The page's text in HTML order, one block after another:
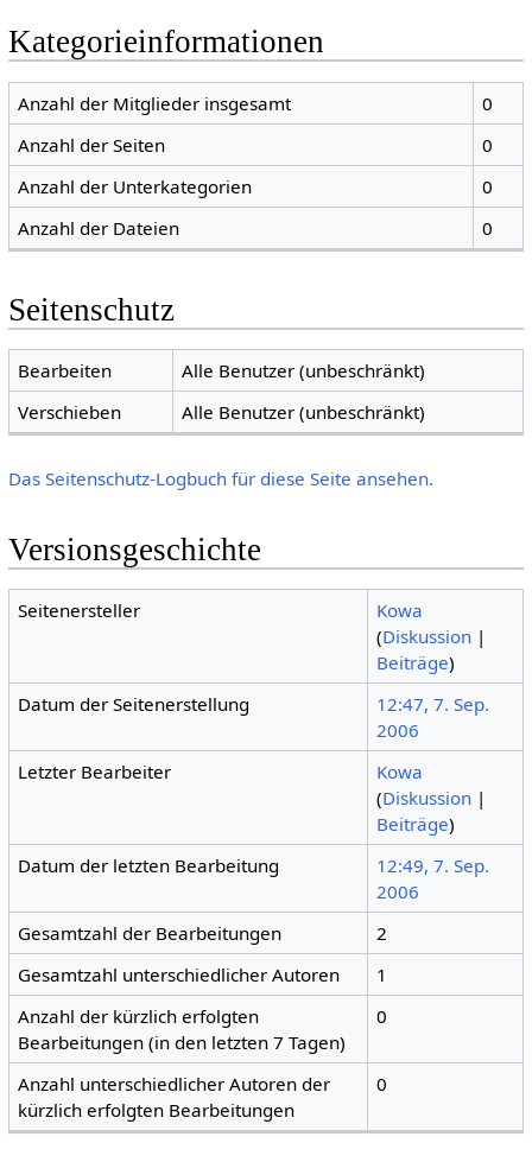
Kategorieinformationen
Anzahl der Mitglieder insgesamt
0
Anzahl der Seiten
0
Anzahl der Unterkategorien
0
Anzahl der Dateien
0
Seitenschutz
Bearbeiten
Alle Benutzer (unbeschränkt)
Verschieben
Alle Benutzer (unbeschränkt)
Das Seitenschutz-Logbuch für diese Seite ansehen.
Versionsgeschichte
Seitenersteller
Kowa
(Diskussion |
Beiträge)
Datum der Seitenerstellung
12:47, 7. Sep.
2006
Letzter Bearbeiter
Kowa
(Diskussion |
Beiträge)
Datum der letzten Bearbeitung
12:49, 7. Sep.
2006
Gesamtzahl der Bearbeitungen
2
Gesamtzahl unterschiedlicher Autoren
1
Anzahl der kürzlich erfolgten
Bearbeitungen (in den letzten 7 Tagen)
0
Anzahl unterschiedlicher Autoren der
kürzlich erfolgten Bearbeitungen
0